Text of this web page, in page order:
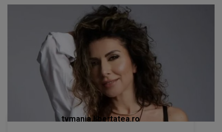
tvmania.libertatea.ro